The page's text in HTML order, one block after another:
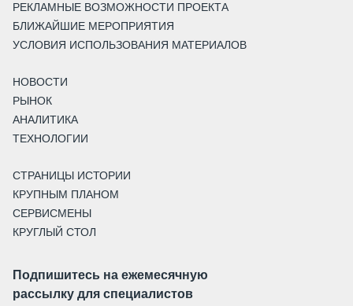
РЕКЛАМНЫЕ ВОЗМОЖНОСТИ ПРОЕКТА
БЛИЖАЙШИЕ МЕРОПРИЯТИЯ
УСЛОВИЯ ИСПОЛЬЗОВАНИЯ МАТЕРИАЛОВ
НОВОСТИ
РЫНОК
АНАЛИТИКА
ТЕХНОЛОГИИ
СТРАНИЦЫ ИСТОРИИ
КРУПНЫМ ПЛАНОМ
СЕРВИСМЕНЫ
КРУГЛЫЙ СТОЛ
Подпишитесь на ежемесячную
рассылку для специалистов